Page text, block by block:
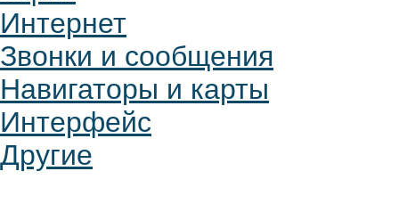
Интернет
Звонки и сообщения
Навигаторы и карты
Интерфейс
Другие